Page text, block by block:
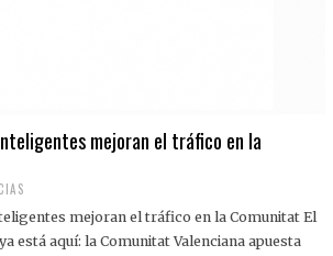
mejoran el tráfico en la
mejoran el tráfico en la Comunitat El
está aquí: la Comunitat Valenciana apuesta